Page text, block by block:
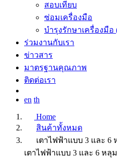
สอบเทียบ
ซ่อมเครื่องมือ
บำรุงรักษาเครื่องมือ
ร่วมงานกับเรา
ข่าวสาร
มาตรฐานคุณภาพ
ติดต่อเรา
en th
Home
สินค้าทั้งหมด
เตาไฟฟ้าแบบ 3 และ 6
เตาไฟฟ้าแบบ 3 และ 6 หลุ